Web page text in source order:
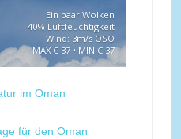
Ein paar Wolken
40% Luftfeuchtigkeit
Wind: 3m/s OSO
MAX C 37 • MIN C 37
im Oman
für den Oman